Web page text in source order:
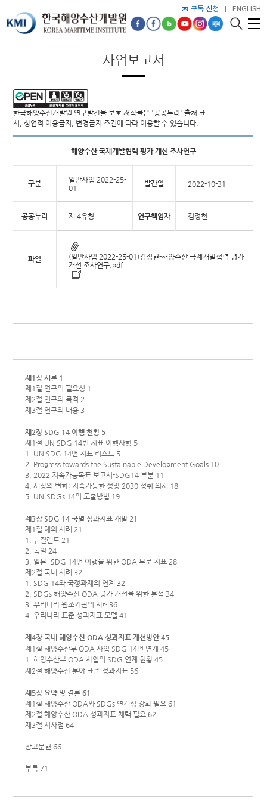
구독 신청 ENGLISH
사업보고서
한국해양수산개발원 연구발간물 보호 저작물은 '공공누리' 출처 표
시, 상업적 이용금지, 변경금지 조건에 따라 이용할 수 있습니다.
해양수산 국제개발협력 평가 개선 조사연구
구분
일반사업 2022-25-
01
발간일 2022-10-31
공공누리 제 4유형 연구책임자 김정현
파일
(일반사업 2022-25-01)김정현-해양수산 국제개발협력 평가
개선 조사연구.pdf
제1장 서론 1
제1절 연구의 필요성 1
제2절 연구의 목적 2
제3절 연구의 내용 3
제2장 SDG 14 이행 현황 5
제1절 UN SDG 14번 지표 이행사항 5
1. UN SDG 14번 지표 리스트 5
2. Progress towards the Sustainable Development Goals 10
3. 2022 지속가능목표 보고서-SDG14 부분 11
4. 세상의 변화: 지속가능한 성장 2030 성취 의제 18
5. UN-SDGs 14의 도출방법 19
제3장 SDG 14 국별 성과지표 개발 21
제1절 해외 사례 21
1. 뉴질랜드 21
2. 독일 24
3. 일본: SDG 14번 이행을 위한 ODA 부문 지표 28
제2절 국내 사례 32
1. SDG 14와 국정과제의 연계 32
2. SDGs 해양수산 ODA 평가 개선을 위한 분석 34
3. 우리나라 원조기관의 사례36
4. 우리나라 표준 성과지표 모델 41
제4장 국내 해양수산 ODA 성과지표 개선방안 45
제1절 해양수산부 ODA 사업 SDG 14번 연계 45
1. 해양수산부 ODA 사업의 SDG 연계 현황45
제2절 해양수산 분야 표준 성과지표 56
제5장 요약 및 결론 61
제1절 해양수산 ODA와 SDGs 연계성 강화 필요 61
제2절 해양수산 ODA 성과지표 채택 필요 62
제3절 시사점 64
참고문헌 66
부록 71